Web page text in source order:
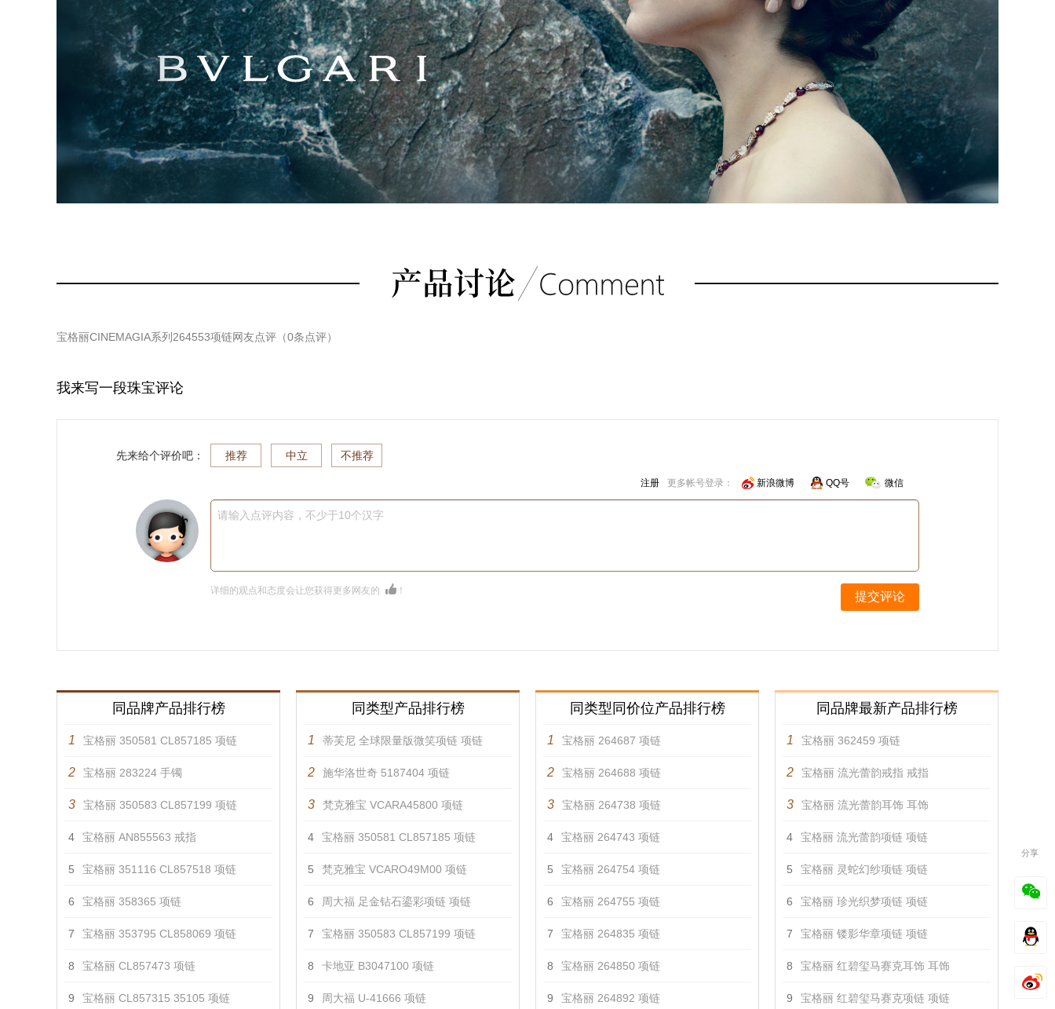
宝格丽CINEMAGIA系列264553项链网友点评（0条点评）
我来写一段珠宝评论
先来给个评价吧： 推荐 中立 不推荐
注册 更多帐号登录： 新浪微博 QQ号 微信
请输入点评内容，不少于10个汉字
详细的观点和态度会让您获得更多网友的 ！ 提交评论
同品牌产品排行榜
1 宝格丽 350581 CL857185 项链
2 宝格丽 283224 手镯
3 宝格丽 350583 CL857199 项链
4 宝格丽 AN855563 戒指
5 宝格丽 351116 CL857518 项链
6 宝格丽 358365 项链
7 宝格丽 353795 CL858069 项链
8 宝格丽 CL857473 项链
9 宝格丽 CL857315 35105 项链
同类型产品排行榜
1 蒂芙尼 全球限量版微笑项链 项链
2 施华洛世奇 5187404 项链
3 梵克雅宝 VCARA45800 项链
4 宝格丽 350581 CL857185 项链
5 梵克雅宝 VCARO49M00 项链
6 周大福 足金钻石鎏彩项链 项链
7 宝格丽 350583 CL857199 项链
8 卡地亚 B3047100 项链
9 周大福 U-41666 项链
同类型同价位产品排行榜
1 宝格丽 264687 项链
2 宝格丽 264688 项链
3 宝格丽 264738 项链
4 宝格丽 264743 项链
5 宝格丽 264754 项链
6 宝格丽 264755 项链
7 宝格丽 264835 项链
8 宝格丽 264850 项链
9 宝格丽 264892 项链
同品牌最新产品排行榜
1 宝格丽 362459 项链
2 宝格丽 流光蕾韵戒指 戒指
3 宝格丽 流光蕾韵耳饰 耳饰
4 宝格丽 流光蕾韵项链 项链
5 宝格丽 灵蛇幻纱项链 项链
6 宝格丽 珍光织梦项链 项链
7 宝格丽 镂影华章项链 项链
8 宝格丽 红碧玺马赛克耳饰 耳饰
9 宝格丽 红碧玺马赛克项链 项链
分享